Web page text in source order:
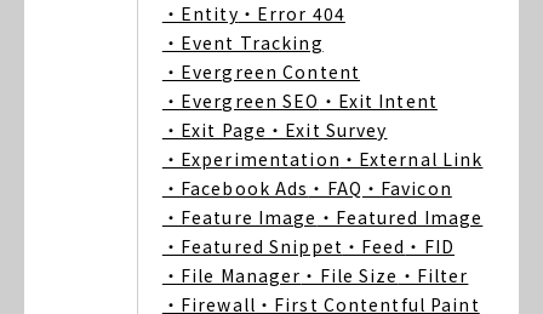
・Entity ・Error 404
・Event Tracking
・Evergreen Content
・Evergreen SEO ・Exit Intent
・Exit Page ・Exit Survey
・Experimentation ・External Link
・Facebook Ads ・FAQ ・Favicon
・Feature Image ・Featured Image
・Featured Snippet ・Feed ・FID
・File Manager ・File Size ・Filter
・Firewall ・First Contentful Paint